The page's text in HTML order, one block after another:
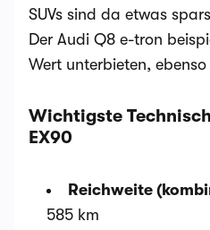
SUVs sind da etwas
Der Audi Q8 e-tron
Wert unterbieten,
Wichtigste
EX90
Reichweite
585 km